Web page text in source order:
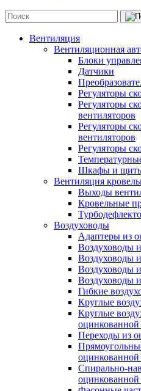
Вентиляция
Вентиляционная
Блоки
Датчики
Регуляторы
Регуляторы
вентиляторов
Регуляторы
вентиляторов
Регуляторы
Шкафы и щиты
Вентиляция
Выходы
Кровельные
Воздуховоды
Адаптеры из
Воздуховоды
Воздуховоды
Воздуховоды
Воздуховоды
Гибкие
Круглые
Круглые
оцинкованной
Переходы из
оцинкованной
Спирально-
оцинкованной